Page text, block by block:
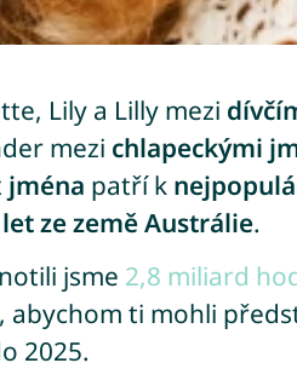
Lily a Lilly mezi
mezi chlapeckými
jména patří k
ze země Austrálie.
jsme 2,8 miliard
abychom ti mohli
2025.